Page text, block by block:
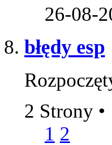
26-08-
błędy esp
2 Strony •
1 2